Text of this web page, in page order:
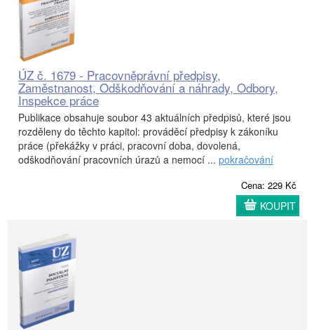
ÚZ č. 1679 - Pracovněprávní předpisy,
Zaměstnanost, Odškodňování a náhrady, Odbory,
Inspekce práce
Publikace obsahuje soubor 43 aktuálních předpisů, které jsou
rozděleny do těchto kapitol: prováděcí předpisy k zákoníku
práce (překážky v práci, pracovní doba, dovolená,
odškodňování pracovních úrazů a nemocí ... pokračování
Cena: 229 Kč
KOUPIT